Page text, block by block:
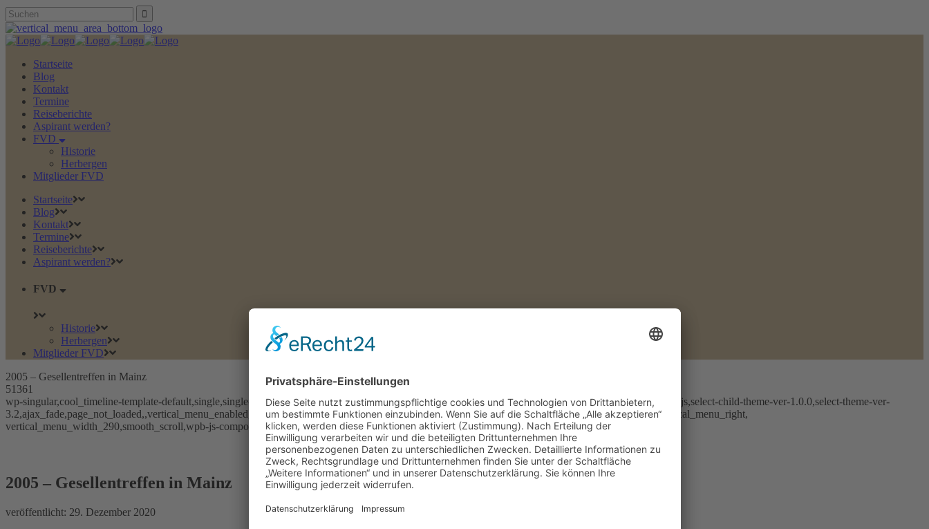
Search
for:
Startseite
Blog
Kontakt
Termine
Reiseberichte
Aspirant werden?
FVD
Historie
Herbergen
Mitglieder FVD
Startseite
Blog
Kontakt
Termine
Reiseberichte
Aspirant werden?
FVD
Historie
Herbergen
Mitglieder FVD
2005 – Gesellentreffen in Mainz
51361
wp-singular,cool_timeline-template-default,single,single-cool_timeline,postid-51361,wp-theme-cabin,wp-child-theme-cabin-child,cabin-core-1.0.2,tribe-no-js,select-child-theme-ver-1.0.0,select-theme-ver-
3.2,ajax_fade,page_not_loaded,,vertical_menu_enabled, vertical_menu_hidden vertical_menu_hidden_with_icons,vertical_menu_hidden_with_logo, vertical_menu_right,
vertical_menu_width_290,smooth_scroll,wpb-js-composer js-comp-ver-8.7.4,vc_responsive
2005 – Gesellentreffen in Mainz
2005 – Gesellentreffen in Mainz
veröffentlicht: 29. Dezember 2020